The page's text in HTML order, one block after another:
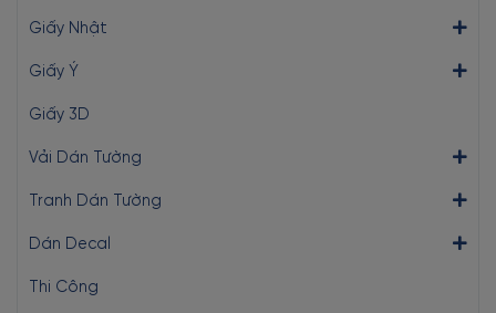
Giấy Nhật
Giấy Ý
Giấy 3D
Vải Dán Tường
Tranh Dán Tường
Dán Decal
Thi Công